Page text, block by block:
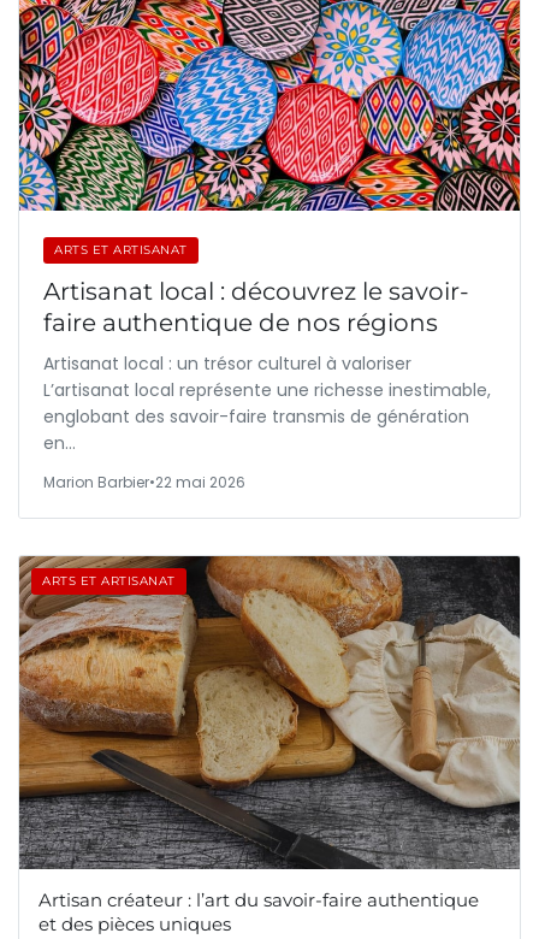
ARTS ET ARTISANAT
Artisanat local : découvrez le savoir-
faire authentique de nos régions
Artisanat local : un trésor culturel à valoriser
L’artisanat local représente une richesse inestimable,
englobant des savoir-faire transmis de génération
en…
Marion Barbier•22 mai 2026
ARTS ET ARTISANAT
Artisan créateur : l’art du savoir-faire authentique
et des pièces uniques